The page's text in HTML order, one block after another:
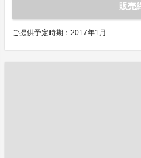
販売
ご提供予定時期：2017年1月